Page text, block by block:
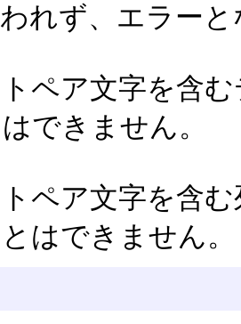
れず、エラー
ペア文字を含
できません。
ペア文字を含
はできません。